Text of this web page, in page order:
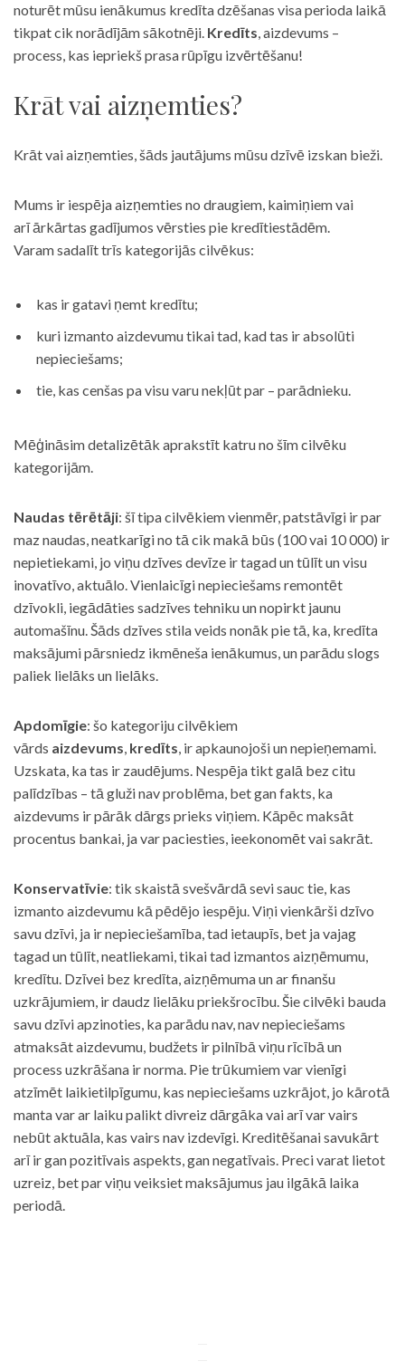
noturēt mūsu ienākumus kredīta dzēšanas visa perioda laikā
tikpat cik norādījām sākotnēji. Kredīts, aizdevums –
process, kas iepriekš prasa rūpīgu izvērtēšanu!
Krāt vai aizņemties?
Krāt vai aizņemties, šāds jautājums mūsu dzīvē izskan bieži.
Mums ir iespēja aizņemties no draugiem, kaimiņiem vai
arī ārkārtas gadījumos vērsties pie kredītiestādēm.
Varam sadalīt trīs kategorijās cilvēkus:
kas ir gatavi ņemt kredītu;
kuri izmanto aizdevumu tikai tad, kad tas ir absolūti
nepieciešams;
tie, kas cenšas pa visu varu nekļūt par – parādnieku.
Mēģināsim detalizētāk aprakstīt katru no šīm cilvēku
kategorijām.
Naudas tērētāji: šī tipa cilvēkiem vienmēr, patstāvīgi ir par
maz naudas, neatkarīgi no tā cik makā būs (100 vai 10 000) ir
nepietiekami, jo viņu dzīves devīze ir tagad un tūlīt un visu
inovatīvo, aktuālo. Vienlaicīgi nepieciešams remontēt
dzīvokli, iegādāties sadzīves tehniku un nopirkt jaunu
automašīnu. Šāds dzīves stila veids nonāk pie tā, ka, kredīta
maksājumi pārsniedz ikmēneša ienākumus, un parādu slogs
paliek lielāks un lielāks.
Apdomīgie: šo kategoriju cilvēkiem
vārds aizdevums, kredīts, ir apkaunojoši un nepieņemami.
Uzskata, ka tas ir zaudējums. Nespēja tikt galā bez citu
palīdzības – tā gluži nav problēma, bet gan fakts, ka
aizdevums ir pārāk dārgs prieks viņiem. Kāpēc maksāt
procentus bankai, ja var paciesties, ieekonomēt vai sakrāt.
Konservatīvie: tik skaistā svešvārdā sevi sauc tie, kas
izmanto aizdevumu kā pēdējo iespēju. Viņi vienkārši dzīvo
savu dzīvi, ja ir nepieciešamība, tad ietaupīs, bet ja vajag
tagad un tūlīt, neatliekami, tikai tad izmantos aizņēmumu,
kredītu. Dzīvei bez kredīta, aizņēmuma un ar finanšu
uzkrājumiem, ir daudz lielāku priekšrocību. Šie cilvēki bauda
savu dzīvi apzinoties, ka parādu nav, nav nepieciešams
atmaksāt aizdevumu, budžets ir pilnībā viņu rīcībā un
process uzkrāšana ir norma. Pie trūkumiem var vienīgi
atzīmēt laikietilpīgumu, kas nepieciešams uzkrājot, jo kārotā
manta var ar laiku palikt divreiz dārgāka vai arī var vairs
nebūt aktuāla, kas vairs nav izdevīgi. Kreditēšanai savukārt
arī ir gan pozitīvais aspekts, gan negatīvais. Preci varat lietot
uzreiz, bet par viņu veiksiet maksājumus jau ilgākā laika
periodā.